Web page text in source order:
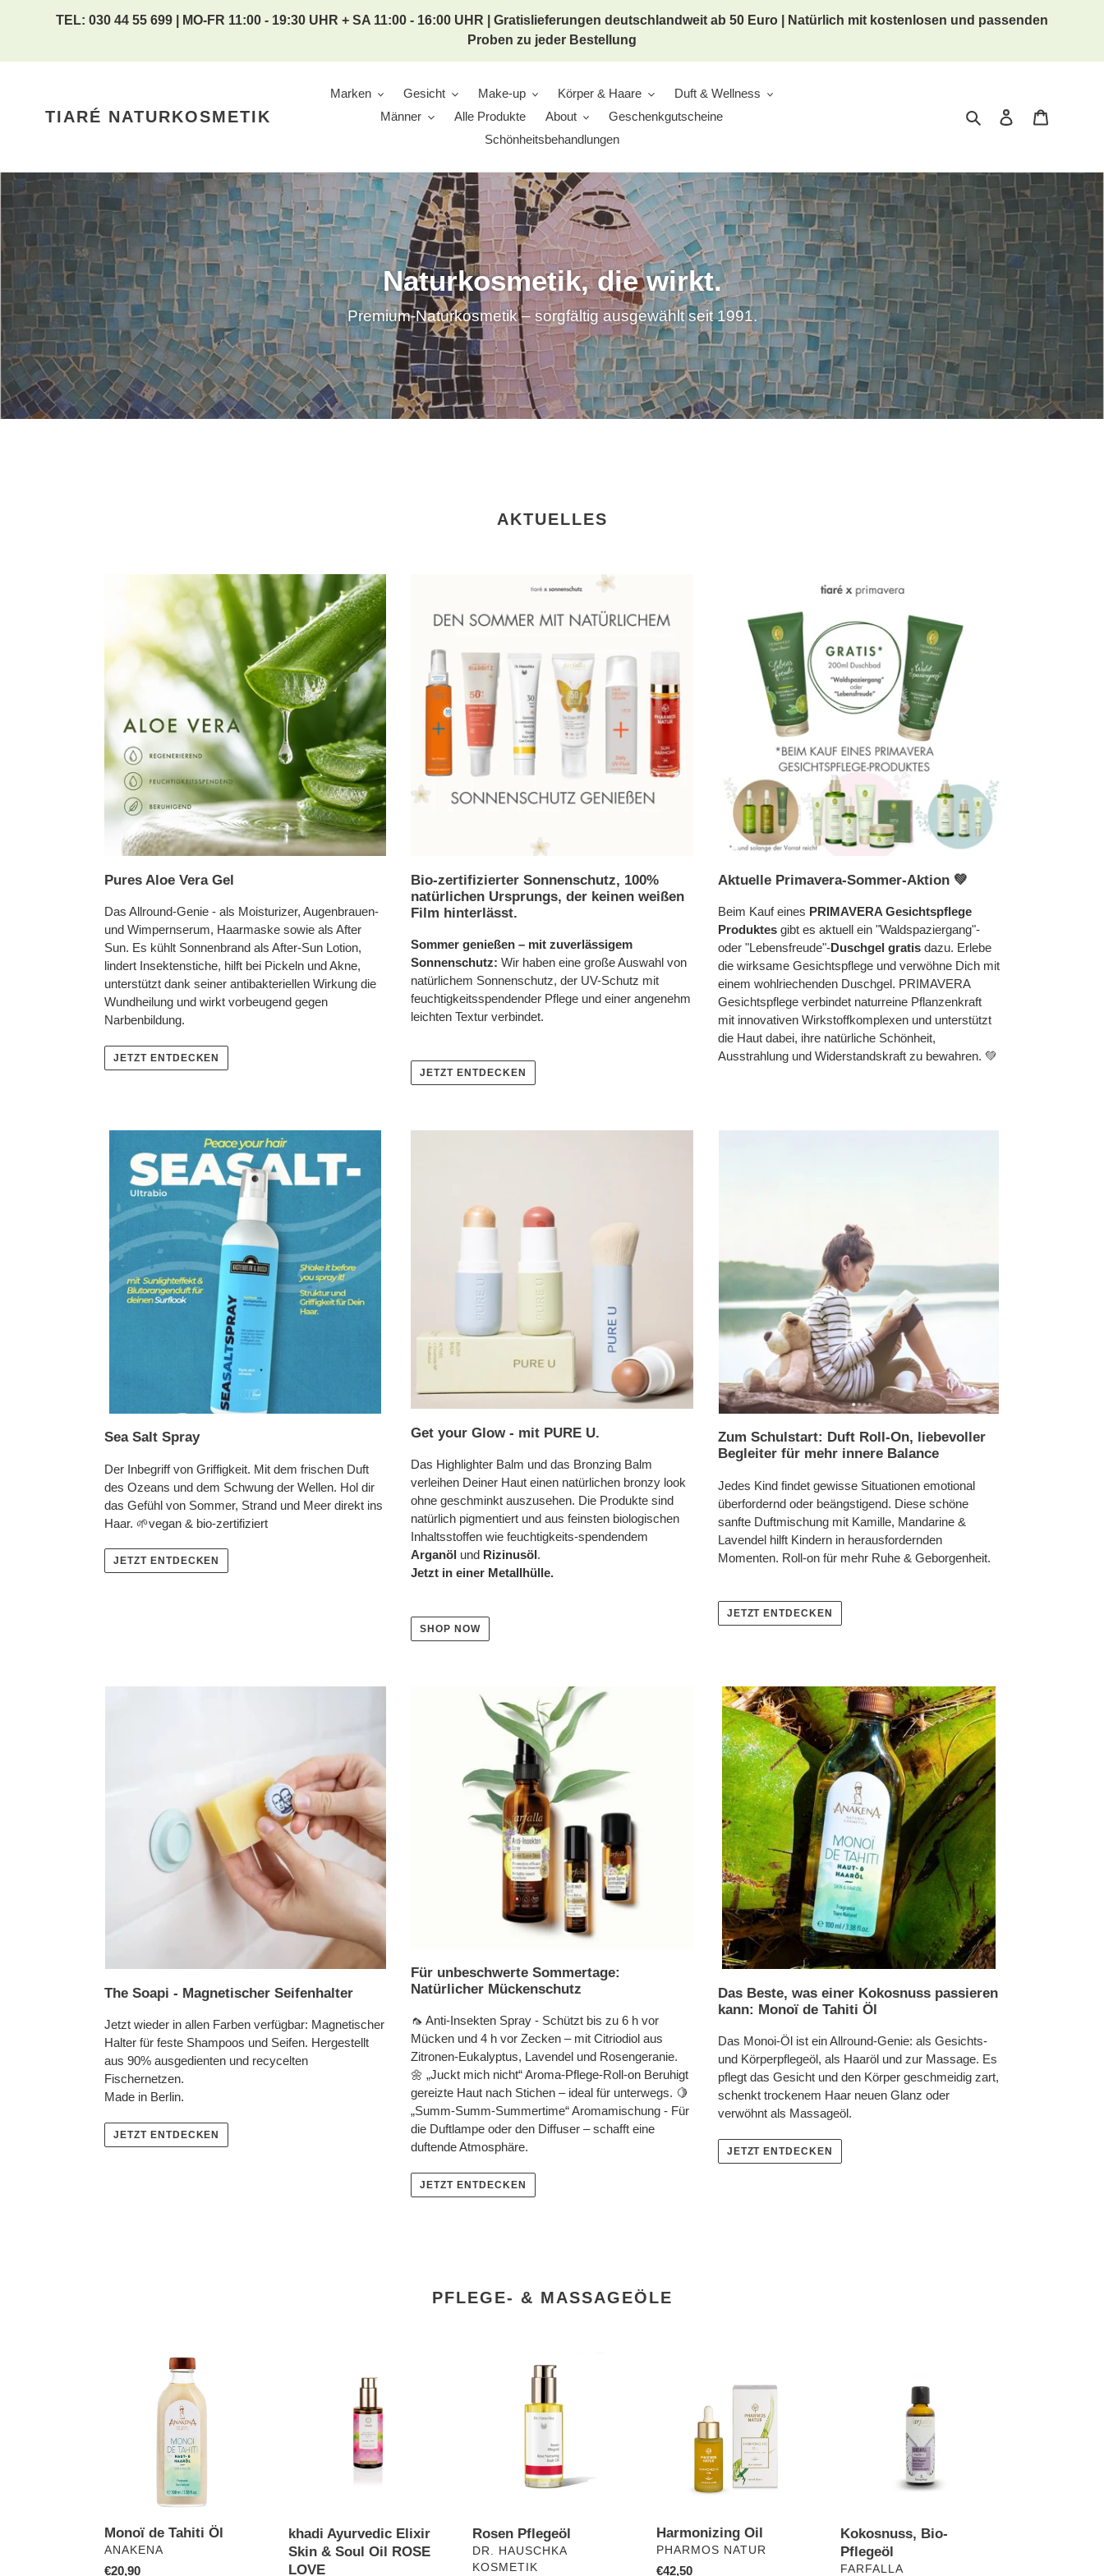
TEL: 030 44 55 699 | MO-FR 11:00 - 19:30 UHR + SA 11:00 - 16:00 UHR | Gratislieferungen deutschlandweit ab 50 Euro | Natürlich mit kostenlosen und passenden
Proben zu jeder Bestellung
TIARÉ NATURKOSMETIK
Marken Gesicht Make-up Körper & Haare
Duft & Wellness
Männer
Alle Produkte About
Geschenkgutscheine
Schönheitsbehandlungen
Suchen Einloggen
Naturkosmetik, die wirkt.
Premium-Naturkosmetik – sorgfältig ausgewählt seit 1991.
AKTUELLES
Pures Aloe Vera Gel
Das Allround-Genie - als Moisturizer, Augenbrauen-
und Wimpernserum, Haarmaske sowie als After
Sun. Es kühlt Sonnenbrand als After-Sun Lotion,
lindert Insektenstiche, hilft bei Pickeln und Akne,
unterstützt dank seiner antibakteriellen Wirkung die
Wundheilung und wirkt vorbeugend gegen
Narbenbildung.
JETZT ENTDECKEN
Bio-zertifizierter Sonnenschutz, 100%
natürlichen Ursprungs, der keinen weißen
Film hinterlässt.
Sommer genießen – mit zuverlässigem
Sonnenschutz:Wir haben eine große Auswahl von
natürlichem Sonnenschutz, der UV-Schutz mit
feuchtigkeitsspendender Pflege und einer angenehm
leichten Textur verbindet.
JETZT ENTDECKEN
Aktuelle Primavera-Sommer-Aktion 💚
Beim Kauf eines PRIMAVERA Gesichtspflege
Produktes gibt es aktuell ein "Waldspaziergang"-
oder "Lebensfreude"-Duschgel gratis dazu. Erlebe
die wirksame Gesichtspflege und verwöhne Dich mit
einem wohlriechenden Duschgel. PRIMAVERA
Gesichtspflege verbindet naturreine Pflanzenkraft
mit innovativen Wirkstoffkomplexen und unterstützt
die Haut dabei, ihre natürliche Schönheit,
Ausstrahlung und Widerstandskraft zu bewahren. 💚
Sea Salt Spray
Der Inbegriff von Griffigkeit. Mit dem frischen Duft
des Ozeans und dem Schwung der Wellen. Hol dir
das Gefühl von Sommer, Strand und Meer direkt ins
Haar. 🌱vegan & bio-zertifiziert
JETZT ENTDECKEN
Get your Glow - mit PURE U.
Das Highlighter Balm und das Bronzing Balm
verleihen Deiner Haut einen natürlichen bronzy look
ohne geschminkt auszusehen. Die Produkte sind
natürlich pigmentiert und aus feinsten biologischen
Inhaltsstoffen wie feuchtigkeits-spendendem
Arganöl und Rizinusöl.
Jetzt in einer Metallhülle.
SHOP NOW
Zum Schulstart: Duft Roll-On, liebevoller
Begleiter für mehr innere Balance
Jedes Kind findet gewisse Situationen emotional
überfordernd oder beängstigend. Diese schöne
sanfte Duftmischung mit Kamille, Mandarine &
Lavendel hilft Kindern in herausfordernden
Momenten. Roll-on für mehr Ruhe & Geborgenheit.
JETZT ENTDECKEN
The Soapi - Magnetischer Seifenhalter
Jetzt wieder in allen Farben verfügbar: Magnetischer
Halter für feste Shampoos und Seifen. Hergestellt
aus 90% ausgedienten und recycelten
Fischernetzen.
Made in Berlin.
JETZT ENTDECKEN
Für unbeschwerte Sommertage:
Natürlicher Mückenschutz
🦟 Anti-Insekten Spray​​​​​​​​ - Schützt bis zu 6 h vor
Mücken und 4 h vor Zecken – mit Citriodiol aus
Zitronen-Eukalyptus, Lavendel und Rosengeranie.
🌼 „Juckt mich nicht“ Aroma-Pflege-Roll-on​​​​​​​​ Beruhigt
gereizte Haut nach Stichen – ideal für unterwegs.​​​​​​​​​ ​​​​​​🍋
„Summ-Summ-Summertime“ Aromamischung​​​​​​​​ - Für
die Duftlampe oder den Diffuser – schafft eine
duftende Atmosphäre.​​​​​​​​​
JETZT ENTDECKEN
Das Beste, was einer Kokosnuss passieren
kann: Monoï de Tahiti Öl
Das Monoi-Öl ist ein Allround-Genie: als Gesichts-
und Körperpflegeöl, als Haaröl und zur Massage. Es
pflegt das Gesicht und den Körper geschmeidig zart,
schenkt trockenem Haar neuen Glanz oder
verwöhnt als Massageöl.
JETZT ENTDECKEN
PFLEGE- & MASSAGEÖLE
Monoï de Tahiti Öl
VERKÄUFER
ANAKENA
Normaler
€20,90
khadi Ayurvedic Elixir
Skin & Soul Oil ROSE
LOVE
Rosen Pflegeöl
VERKÄUFER
DR. HAUSCHKA
KOSMETIK
Harmonizing Oil
VERKÄUFER
PHARMOS NATUR
Normaler
€42,50
Kokosnuss, Bio-
Pflegeöl
VERKÄUFER
FARFALLA